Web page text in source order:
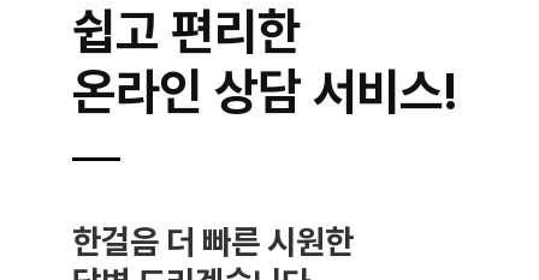
쉽고 편리한
온라인 상담 서비스!
한걸음 더 빠른 시원한